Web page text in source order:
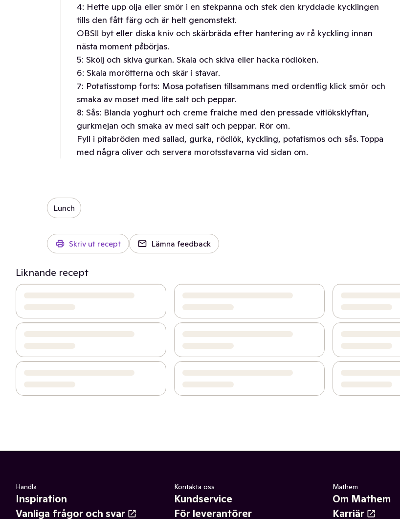
4: Hette upp olja eller smör i en stekpanna och stek den kryddade kycklingen
tills den fått färg och är helt genomstekt.
OBS!! byt eller diska kniv och skärbräda efter hantering av rå kyckling innan
nästa moment påbörjas.
5: Skölj och skiva gurkan. Skala och skiva eller hacka rödlöken.
6: Skala morötterna och skär i stavar.
7: Potatisstomp forts: Mosa potatisen tillsammans med ordentlig klick smör och
smaka av moset med lite salt och peppar.
8: Sås: Blanda yoghurt och creme fraiche med den pressade vitlöksklyftan,
gurkmejan och smaka av med salt och peppar. Rör om.
Fyll i pitabröden med sallad, gurka, rödlök, kyckling, potatismos och sås. Toppa
med några oliver och servera morotsstavarna vid sidan om.
Lunch
Skriv ut recept Lämna feedback
Liknande recept
Handla
Inspiration
Vanliga frågor och svar
Kontakta oss
Kundservice
För leverantörer
Mathem
Om Mathem
Karriär